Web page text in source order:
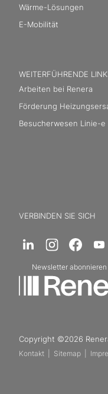
Wärme-Lösungen
E-Mobilität
WEITERFÜHRENDE
Arbeiten bei Renera
Förderung
Besucherwesen Linie-e
VERBINDEN SIE SICH
Newsletter abonnieren
Copyright ©2026
Kontakt Sitemap